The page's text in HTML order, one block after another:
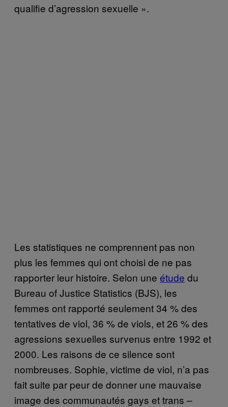
qualifie d’agression sexuelle ».
Les statistiques ne comprennent pas non
plus les femmes qui ont choisi de ne pas
rapporter leur histoire. Selon une étude du
Bureau of Justice Statistics (BJS), les
femmes ont rapporté seulement 34 % des
tentatives de viol, 36 % de viols, et 26 % des
agressions sexuelles survenus entre 1992 et
2000. Les raisons de ce silence sont
nombreuses. Sophie, victime de viol, n’a pas
fait suite par peur de donner une mauvaise
image des communautés gays et trans –